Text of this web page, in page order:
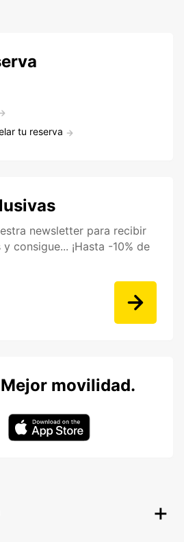
tu reserva
newsletter para recibir
consigue... ¡Hasta -10% de
movilidad.